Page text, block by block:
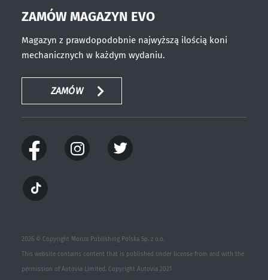
ZAMÓW MAGAZYN EVO
Magazyn z prawdopodobnie najwyższą ilością koni
mechanicznych w każdym wydaniu.
ZAMÓW
2026 © Copyright Monza Publishing Polska Sp. z o.o.
This website contains content that is published under license from and with the
permission of Autovia Limited. Copyright Autovia 2021